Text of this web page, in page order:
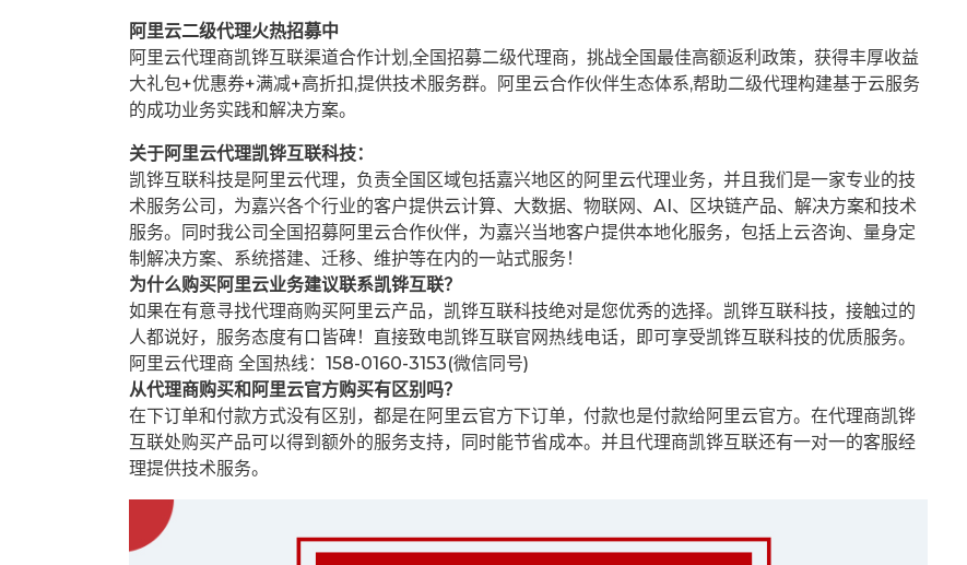
阿里云二级代理火热招募中
阿里云代理商凯铧互联渠道合作计划,全国招募二级代理商，挑战全国最佳高额返利政策，获得丰厚收益
大礼包+优惠券+满减+高折扣,提供技术服务群。阿里云合作伙伴生态体系,帮助二级代理构建基于云服务
的成功业务实践和解决方案。
关于阿里云代理凯铧互联科技：
凯铧互联科技是阿里云代理，负责全国区域包括嘉兴地区的阿里云代理业务，并且我们是一家专业的技
术服务公司，为嘉兴各个行业的客户提供云计算、大数据、物联网、AI、区块链产品、解决方案和技术
服务。同时我公司全国招募阿里云合作伙伴，为嘉兴当地客户提供本地化服务，包括上云咨询、量身定
制解决方案、系统搭建、迁移、维护等在内的一站式服务！
为什么购买阿里云业务建议联系凯铧互联？
如果在有意寻找代理商购买阿里云产品，凯铧互联科技绝对是您优秀的选择。凯铧互联科技，接触过的
人都说好，服务态度有口皆碑！直接致电凯铧互联官网热线电话，即可享受凯铧互联科技的优质服务。
阿里云代理商 全国热线：158-0160-3153(微信同号)
从代理商购买和阿里云官方购买有区别吗？
在下订单和付款方式没有区别，都是在阿里云官方下订单，付款也是付款给阿里云官方。在代理商凯铧
互联处购买产品可以得到额外的服务支持，同时能节省成本。并且代理商凯铧互联还有一对一的客服经
理提供技术服务。